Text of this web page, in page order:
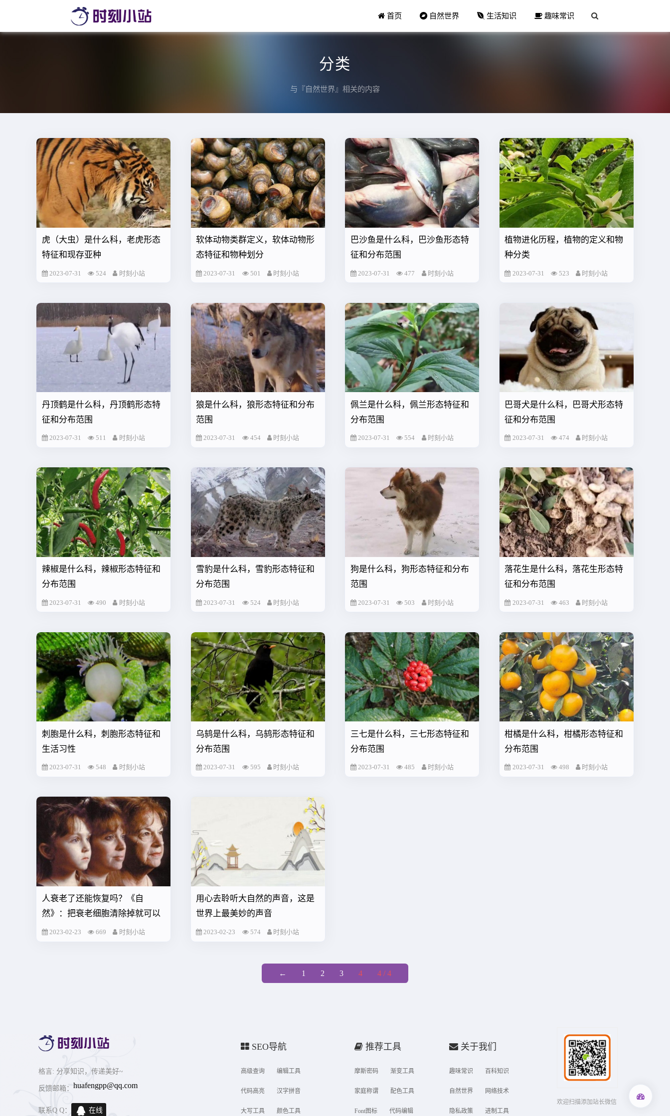
首页 自然世界 生活知识 趣味常识
分类
与『自然世界』相关的内容
虎（大虫）是什么科，老虎形态
特征和现存亚种
2023-07-31 524 时刻小站
软体动物类群定义，软体动物形
态特征和物种划分
2023-07-31 501 时刻小站
巴沙鱼是什么科，巴沙鱼形态特
征和分布范围
2023-07-31 477 时刻小站
植物进化历程，植物的定义和物
种分类
2023-07-31 523 时刻小站
丹顶鹤是什么科，丹顶鹤形态特
征和分布范围
2023-07-31 511 时刻小站
狼是什么科，狼形态特征和分布
范围
2023-07-31 454 时刻小站
佩兰是什么科，佩兰形态特征和
分布范围
2023-07-31 554 时刻小站
巴哥犬是什么科，巴哥犬形态特
征和分布范围
2023-07-31 474 时刻小站
辣椒是什么科，辣椒形态特征和
分布范围
2023-07-31 490 时刻小站
雪豹是什么科，雪豹形态特征和
分布范围
2023-07-31 524 时刻小站
狗是什么科，狗形态特征和分布
范围
2023-07-31 503 时刻小站
落花生是什么科，落花生形态特
征和分布范围
2023-07-31 463 时刻小站
刺胞是什么科，刺胞形态特征和
生活习性
2023-07-31 548 时刻小站
乌鸫是什么科，乌鸫形态特征和
分布范围
2023-07-31 595 时刻小站
三七是什么科，三七形态特征和
分布范围
2023-07-31 485 时刻小站
柑橘是什么科，柑橘形态特征和
分布范围
2023-07-31 498 时刻小站
人衰老了还能恢复吗？《自
然》：把衰老细胞清除掉就可以
2023-02-23 669 时刻小站
用心去聆听大自然的声音，这是
世界上最美妙的声音
2023-02-23 574 时刻小站
← 1 2 3 4 4 / 4
格言: 分享知识，传递美好~
反馈邮箱： huafengpp@qq.com
联系Q Q： 在线
SEO导航
高级查询 编辑工具
代码高亮 汉字拼音
大写工具 颜色工具
推荐工具
摩斯密码 渐变工具
家庭称谓 配色工具
Font图标 代码编辑
关于我们
趣味常识 百科知识
自然世界 网络技术
隐私政策 进制工具
欢迎扫描添加站长微信